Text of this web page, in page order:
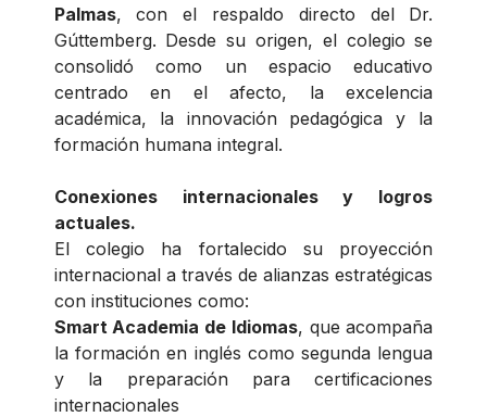
Palmas, con el respaldo directo del Dr.
Gúttemberg. Desde su origen, el colegio se
consolidó como un espacio educativo
centrado en el afecto, la excelencia
académica, la innovación pedagógica y la
formación humana integral.
Conexiones internacionales y logros
actuales.
El colegio ha fortalecido su proyección
internacional a través de alianzas estratégicas
con instituciones como:
Smart Academia de Idiomas, que acompaña
la formación en inglés como segunda lengua
y la preparación para certificaciones
internacionales